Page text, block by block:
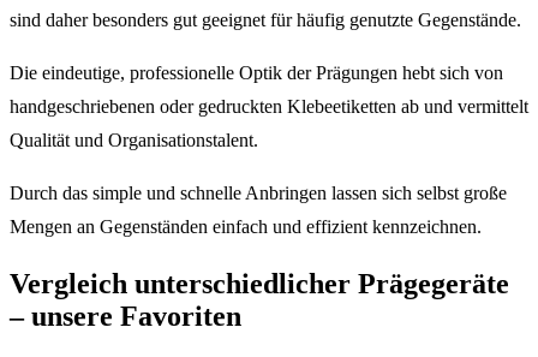
sind daher besonders gut geeignet für häufig genutzte Gegenstände.
Die eindeutige, professionelle Optik der Prägungen hebt sich von
handgeschriebenen oder gedruckten Klebeetiketten ab und vermittelt
Qualität und Organisationstalent.
Durch das simple und schnelle Anbringen lassen sich selbst große
Mengen an Gegenständen einfach und effizient kennzeichnen.
Vergleich unterschiedlicher Prägegeräte
– unsere Favoriten